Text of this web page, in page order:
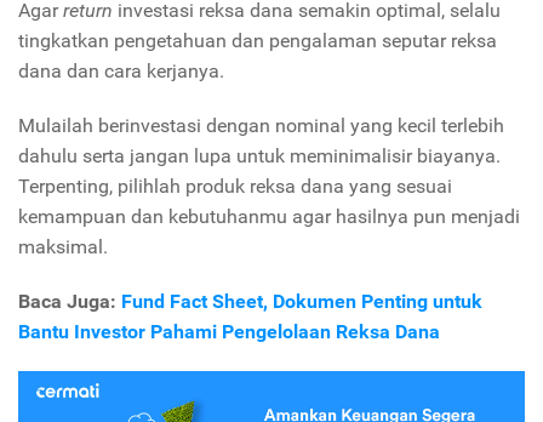
Agar return investasi reksa dana semakin optimal, selalu
tingkatkan pengetahuan dan pengalaman seputar reksa
dana dan cara kerjanya.
Mulailah berinvestasi dengan nominal yang kecil terlebih
dahulu serta jangan lupa untuk meminimalisir biayanya.
Terpenting, pilihlah produk reksa dana yang sesuai
kemampuan dan kebutuhanmu agar hasilnya pun menjadi
maksimal.
Baca Juga: Fund Fact Sheet, Dokumen Penting untuk
Bantu Investor Pahami Pengelolaan Reksa Dana